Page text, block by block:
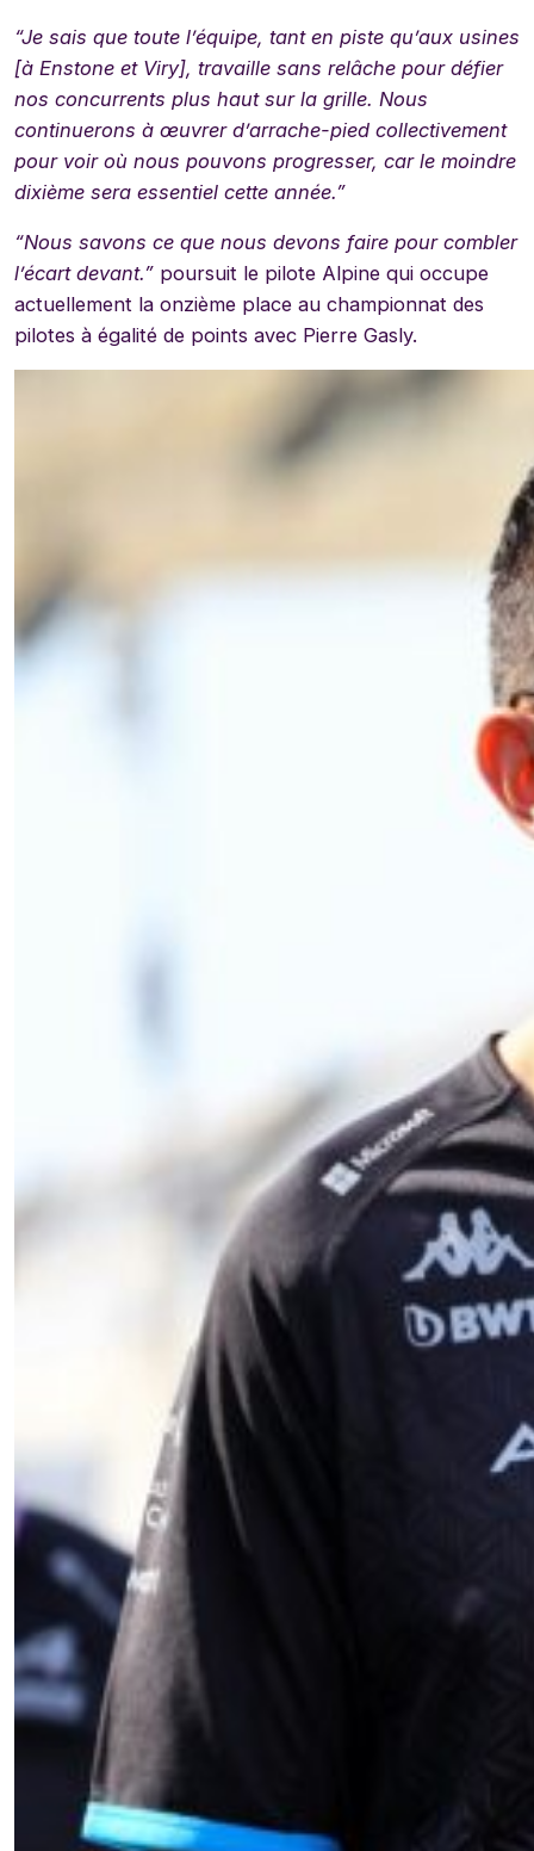
“Je sais que toute l’équipe, tanten piste qu’aux usines
[à Enstone et Viry], travaille sans relâche pour défier
nos concurrents plus haut sur la grille. Nous
continuerons à œuvrer d’arrache-pied collectivement
pour voir où nous pouvons progresser, car le moindre
dixième sera essentiel cette année.”
“Nous savons ce que nous devons faire pour combler
l’écart devant.” poursuit le pilote Alpine qui occupe
actuellement la onzième place au championnat des
pilotes à égalité de points avec Pierre Gasly.